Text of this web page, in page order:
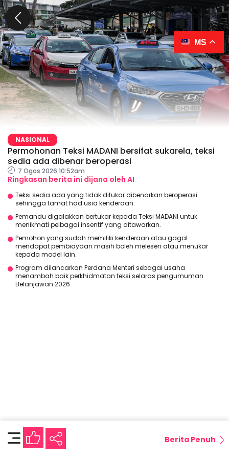
NASIONAL
Permohonan Teksi MADANI bersifat sukarela, teksi
sedia ada dibenar beroperasi
7 Ogos 2026 10:52am
Ringkasan berita ini dijana oleh AI
Teksi sedia ada yang tidak ditukar dibenarkan beroperasi
sehingga tamat had usia kenderaan.
Pemandu digalakkan bertukar kepada Teksi MADANI untuk
menikmati pelbagai insentif yang ditawarkan.
Pemohon yang sudah memiliki kenderaan atau gagal
mendapat pembiayaan masih boleh melesen atau menukar
kepada model lain.
Program dilancarkan Perdana Menteri sebagai usaha
menambah baik perkhidmatan teksi selaras pengumuman
Belanjawan 2026.
Berita Penuh
MS